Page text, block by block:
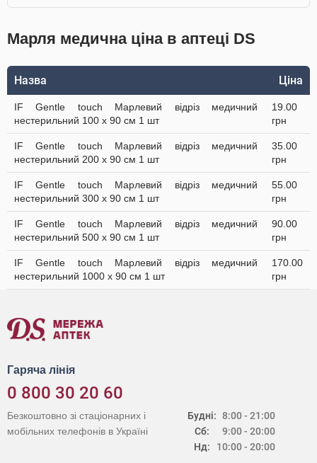
Марля медична ціна в аптеці DS
Назва Ціна
IF Gentle touch Марлевий відріз медичний
нестерильний 100 х 90 см 1 шт
19.00
грн
IF Gentle touch Марлевий відріз медичний
нестерильний 200 х 90 см 1 шт
35.00
грн
IF Gentle touch Марлевий відріз медичний
нестерильний 300 х 90 см 1 шт
55.00
грн
IF Gentle touch Марлевий відріз медичний
нестерильний 500 х 90 см 1 шт
90.00
грн
IF Gentle touch Марлевий відріз медичний
нестерильний 1000 х 90 см 1 шт
170.00
грн
Гаряча лінія
0 800 30 20 60
Будні:
Сб:
Нд:
8:00 - 21:00
9:00 - 20:00
10:00 - 20:00
Безкоштовно зі стаціонарних і
мобільних телефонів в Україні